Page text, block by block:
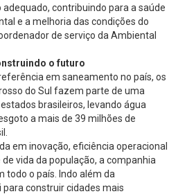
contribuindo para a saúde
e a melhoria das condições do
de serviço da Ambiental
o futuro
em saneamento no país, os
do Sul fazem parte de uma
brasileiros, levando água
a mais de 39 milhões de
em inovação, eficiência operacional
vida da população, a companhia
o país. Indo além da
construir cidades mais